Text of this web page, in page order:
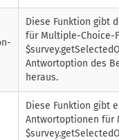
Diese Funktion gibt
für Multiple-Choice-
Antwortoption des
heraus.
Diese Funktion gibt
Antwortoptionen für